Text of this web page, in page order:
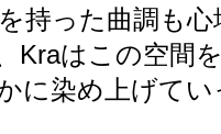
持った曲調も心
Kraはこの空間
に染め上げてい